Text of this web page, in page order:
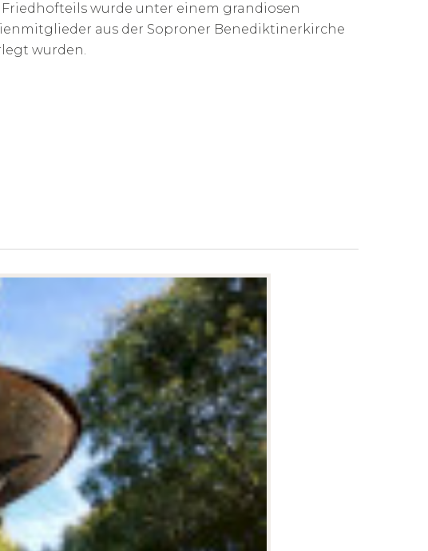
wurde unter einem grandiosen
aus der Soproner Benediktinerkirche
wurden.